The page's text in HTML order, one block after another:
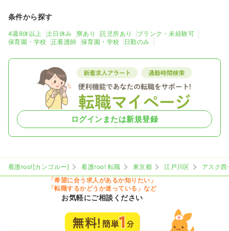
条件から探す
4週8休以上 土日休み 寮あり 託児所あり
ブランク・未経験可
保育園・学校
正看護師 保育園・学校 日勤のみ
ログインまたは新規登録
看護roo![カンゴルー] 看護roo! 転職 東京都 江戸川区
アスク
「希望に合う求人があるか知りたい」
「転職するかどうか迷っている」など
お気軽にご相談ください